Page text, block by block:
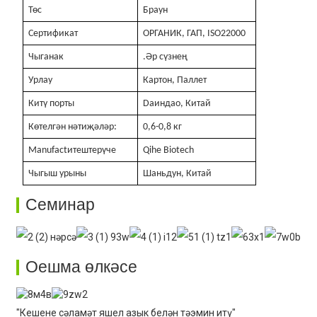
Төс Браун
Сертификат ОРГАНИК, ГАП, ISO22000
Чыганак .Әр сүзнең
Урлау Картон, Паллет
Китү порты Daиндао, Китай
Көтелгән нәтиҗәләр: 0,6-0,8 кг
Manufactитештерүче Qihe Biotech
Чыгыш урыны Шаньдун, Китай
Семинар
Оешма өлкәсе
"Кешене сәламәт яшел азык белән тәэмин итү"